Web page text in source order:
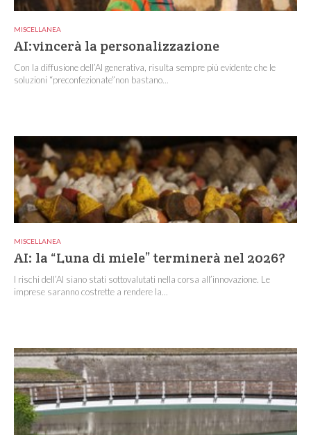
MISCELLANEA
AI:vincerà la personalizzazione
Con la diffusione dell’AI generativa, risulta sempre più evidente che le
soluzioni “preconfezionate”non bastano...
MISCELLANEA
AI: la “Luna di miele” terminerà nel 2026?
I rischi dell’AI siano stati sottovalutati nella corsa all’innovazione. Le
imprese saranno costrette a rendere la...